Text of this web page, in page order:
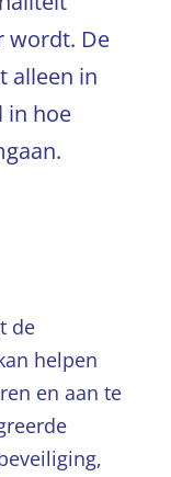
wordt. De
alleen in
in hoe
de
helpen
en aan te